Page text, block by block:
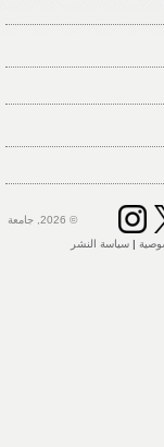
© 2026, جامعة
|سياسة النشر